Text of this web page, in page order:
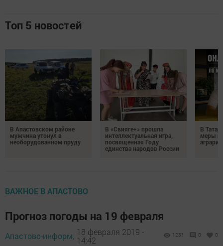
Топ 5 новостей
В Апастовском районе
мужчина утонул в
необорудованном пруду
В «Свияге+» прошла
интеллектуальная игра,
посвященная Году
единства народов России
В
меры
ВАЖНОЕ В АПАСТОВО
Прогноз погоды на 19 февраля
Апастово-информ, 18 февраля 2019 -
14:42
1231 0 0